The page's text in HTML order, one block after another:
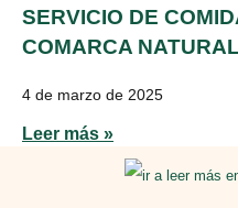
SERVICIO DE
COMARCA
4 de marzo de 2025
Leer más »